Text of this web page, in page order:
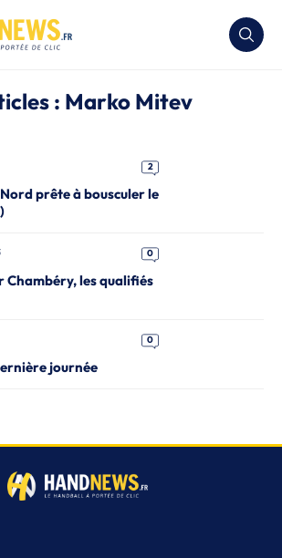
: Marko Mitev
2
prête à bousculer le
0
Chambéry, les qualifiés
0
journée